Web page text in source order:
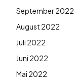
September 2022
August 2022
Juli 2022
Juni 2022
Mai 2022